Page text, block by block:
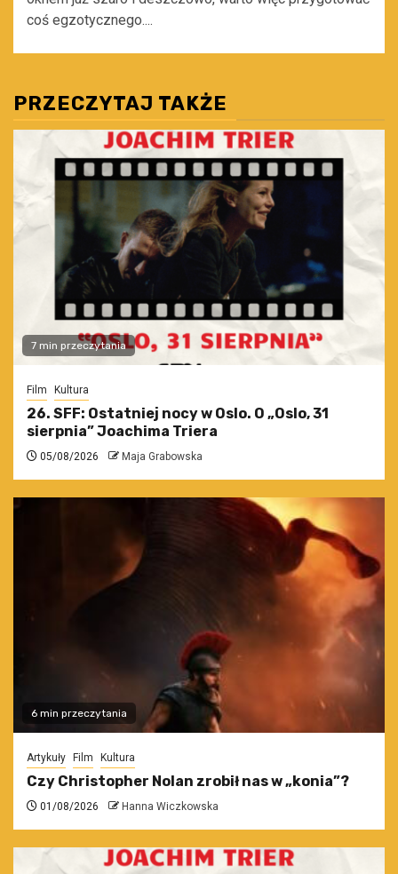
coś egzotycznego....
PRZECZYTAJ TAKŻE
7 min przeczytania
Film Kultura
26. SFF: Ostatniej nocy w Oslo. O „Oslo, 31
sierpnia” Joachima Triera
05/08/2026 Maja Grabowska
6 min przeczytania
Artykuły Film Kultura
Czy Christopher Nolan zrobił nas w „konia”?
01/08/2026 Hanna Wiczkowska